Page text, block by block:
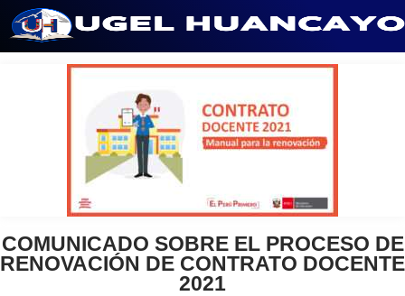
COMUNICADO SOBRE EL PROCESO DE
RENOVACIÓN DE CONTRATO DOCENTE
2021